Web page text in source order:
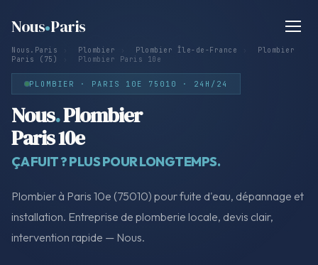
Nous Paris
Nous.Paris Plombier Plombier Île-de-France
Plombier
Paris (75)
Plombier Paris 10e
PLOMBIER · PARIS 10E 75010 · 24H/24
Nous.Plombier
Paris 10e
ÇA FUIT ? PLUS POUR LONGTEMPS.
Plombier à Paris 10e (75010) pour fuite d'eau, dépannage et
installation. Entreprise de plomberie locale, devis clair,
intervention rapide — Nous.